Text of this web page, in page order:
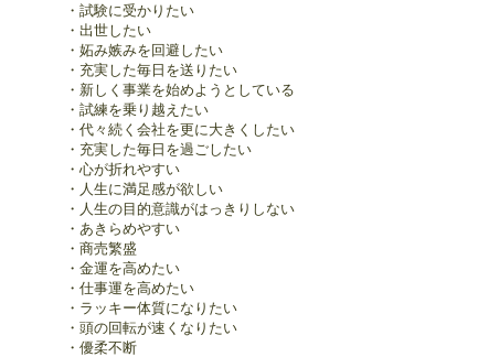
・試験に受かりたい
・出世したい
・妬み嫉みを回避したい
・充実した毎日を送りたい
・新しく事業を始めようとしている
・試練を乗り越えたい
・代々続く会社を更に大きくしたい
・充実した毎日を過ごしたい
・心が折れやすい
・人生に満足感が欲しい
・人生の目的意識がはっきりしない
・あきらめやすい
・商売繁盛
・金運を高めたい
・仕事運を高めたい
・ラッキー体質になりたい
・頭の回転が速くなりたい
・優柔不断